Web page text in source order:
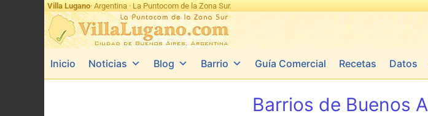
Villa Lugano· Argentina · La Puntocom de la Zona Sur.
Inicio Noticias Blog Barrio Guía Comercial Recetas Datos
Barrios de Buenos